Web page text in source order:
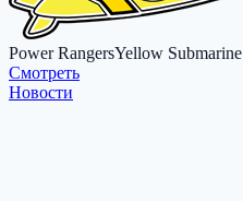
Power RangersYellow Submarine
Cмотреть
Новости